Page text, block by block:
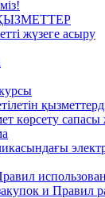
жүзеге асыру
көрсету
и Правил